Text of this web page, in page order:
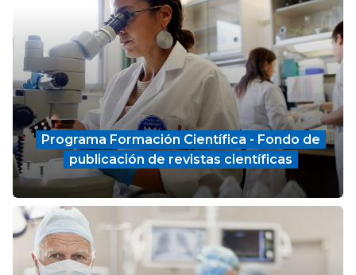
Programa Formación Científica - Fondo de
publicación de revistas científicas